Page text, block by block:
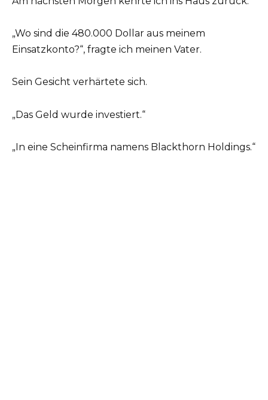
„Wo sind die 480.000 Dollar aus meinem
Einsatzkonto?“, fragte ich meinen Vater.
Sein Gesicht verhärtete sich.
„Das Geld wurde investiert.“
„In eine Scheinfirma namens Blackthorn Holdings.“